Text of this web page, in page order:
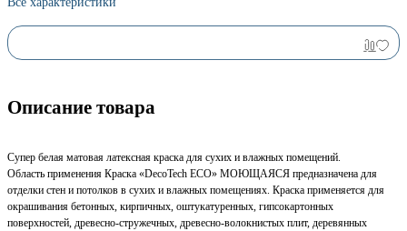
Описание товара
Супер белая матовая латексная краска для сухих и влажных помещений.
Область применения Краска «DecoTech ECO» МОЮЩАЯСЯ предназначена для
отделки стен и потолков в сухих и влажных помещениях. Краска применяется для
окрашивания бетонных, кирпичных, оштукатуренных, гипсокартонных
поверхностей, древесно-стружечных, древесно-волокнистых плит, деревянных